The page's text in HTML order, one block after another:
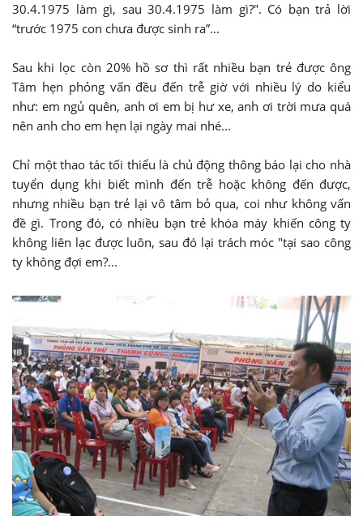
30.4.1975 làm gì, sau 30.4.1975 làm gì?". Có bạn trả lời
“trước 1975 con chưa được sinh ra”...
Sau khi lọc còn 20% hồ sơ thì rất nhiều bạn trẻ được ông
Tâm hẹn phỏng vấn đều đến trễ giờ với nhiều lý do kiểu
như: em ngủ quên, anh ơi em bị hư xe, anh ơi trời mưa quá
nên anh cho em hẹn lại ngày mai nhé...
Chỉ một thao tác tối thiểu là chủ động thông báo lại cho nhà
tuyển dụng khi biết mình đến trễ hoặc không đến được,
nhưng nhiều bạn trẻ lại vô tâm bỏ qua, coi như không vấn
đề gì. Trong đó, có nhiều bạn trẻ khóa máy khiến công ty
không liên lạc được luôn, sau đó lại trách móc "tại sao công
ty không đợi em?...